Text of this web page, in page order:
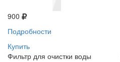
900
Подробности
Купить
Фильтр для очистки воды